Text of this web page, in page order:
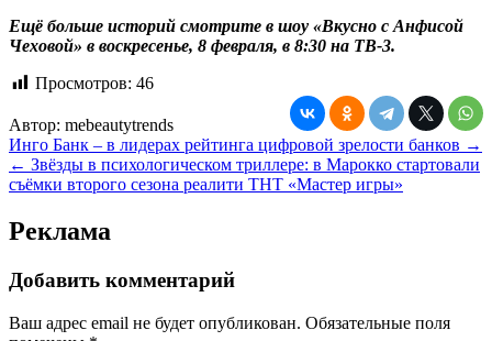
Ещё больше историй смотрите в шоу «Вкусно с Анфисой
Чеховой» в воскресенье, 8 февраля, в 8:30 на ТВ-3.
Просмотров: 46
Автор: mebeautytrends
Навигация
по
Инго Банк – в лидерах рейтинга цифровой зрелости банков →
← Звёзды в психологическом триллере: в Марокко стартовали
съёмки второго сезона реалити ТНТ «Мастер игры»
Реклама
Добавить комментарий
Ваш адрес email не будет опубликован. Обязательные поля